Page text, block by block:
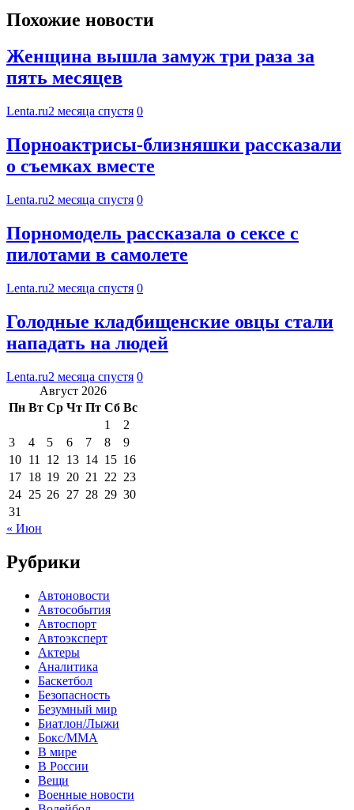
Похожие новости
Женщина вышла замуж три раза за
пять месяцев
Lenta.ru2 месяца спустя 0
Порноактрисы-близняшки рассказали
о съемках вместе
Lenta.ru2 месяца спустя 0
Порномодель рассказала о сексе с
пилотами в самолете
Lenta.ru2 месяца спустя 0
Голодные кладбищенские овцы стали
нападать на людей
Lenta.ru2 месяца спустя 0
Август 2026
Пн Вт Ср Чт Пт Сб Вс
1
2
3
4 5 6 7 8
9
10 11 12 13 14 15 16
17 18 19 20 21 22 23
24 25 26 27 28 29 30
31
« Июн
Рубрики
Автоновости
Автособытия
Автоспорт
Автоэксперт
Актеры
Аналитика
Баскетбол
Безопасность
Безумный мир
Биатлон/Лыжи
Бокс/MMA
В мире
В России
Вещи
Военные новости